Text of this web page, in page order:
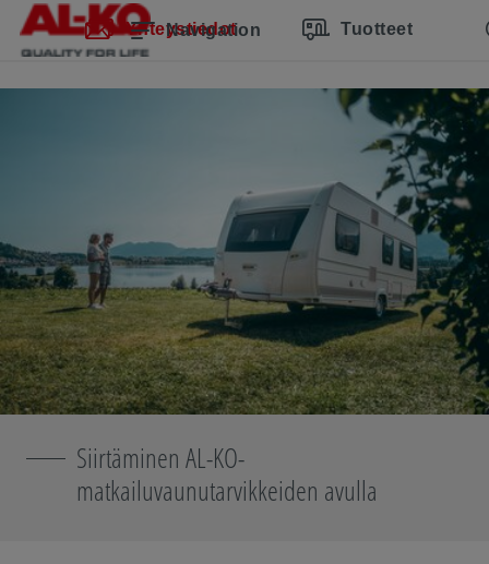
Ohita navigointi
Siirry pääsisältöön
Siirry päänavigointiin
Sisällysluettelo Navigation
Yhteystiedot Tuotteet
Siirtäminen AL-KO-
matkailuvaunutarvikkeiden avulla